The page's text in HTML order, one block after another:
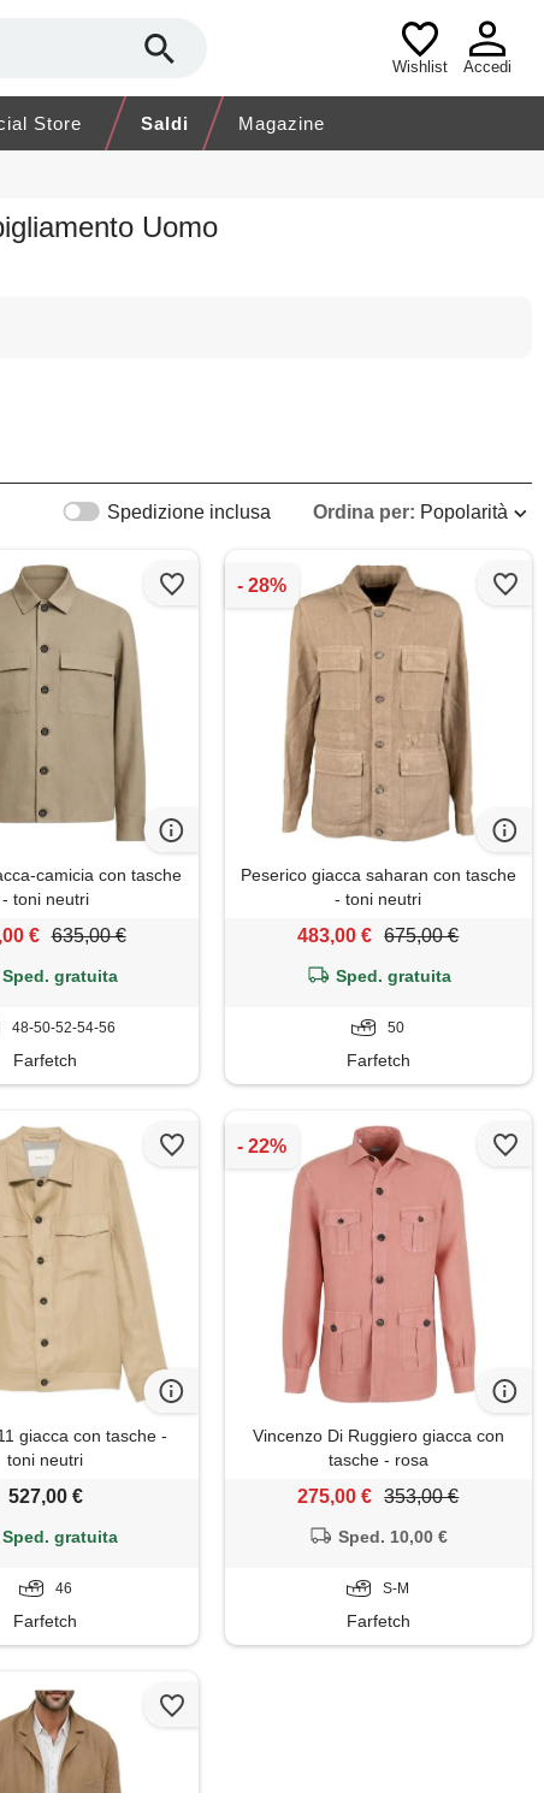
Wishlist Accedi
Store Saldi Magazine
Uomo
Ordina per: Popolarità
Spedizione inclusa
camicia con tasche
- toni neutri
€ 635,00 €
Sped. gratuita
48-50-52-54-56
Farfetch
Peserico giacca saharan con tasche
- toni neutri
483,00 € 675,00 €
Sped. gratuita
50
Farfetch
giacca con tasche -
toni neutri
527,00 €
Sped. gratuita
46
Farfetch
Vincenzo Di Ruggiero giacca con
tasche - rosa
275,00 € 353,00 €
Sped. 10,00 €
S-M
Farfetch